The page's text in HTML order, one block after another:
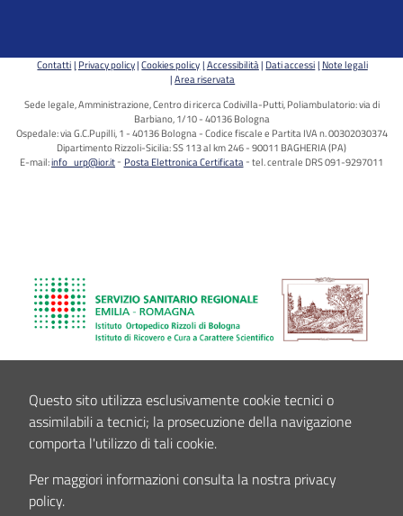
Contatti Privacy policy Cookies policy Accessibilità Dati accessi Note legali
Area riservata
Sede legale, Amministrazione, Centro di ricerca Codivilla-Putti, Poliambulatorio: via di
Barbiano, 1/10 - 40136 Bologna
Ospedale: via G.C.Pupilli, 1 - 40136 Bologna - Codice fiscale e Partita IVA n. 00302030374
Dipartimento Rizzoli-Sicilia: SS 113 al km 246 - 90011 BAGHERIA (PA)
E-mail:info_urp@ior.it Posta Elettronica Certificata tel. centrale DRS 091-9297011
Questo sito utilizza esclusivamente cookie tecnici o
assimilabili a tecnici; la prosecuzione della navigazione
comporta l'utilizzo di tali cookie.
Per maggiori informazioni consulta la nostra privacy
policy.